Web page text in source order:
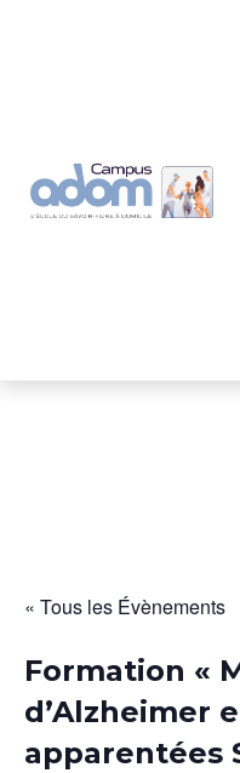
« Tous les Évènements
Formation «
d’Alzheimer
apparentées